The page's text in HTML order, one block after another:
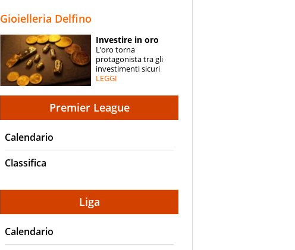
ESPERTI
CONTATTI
Gioielleria Delfino
Investire in oro
L’oro torna
protagonista tra gli
investimenti sicuri
LEGGI
Premier League
Calendario
Classifica
Liga
Calendario